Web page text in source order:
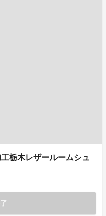
栃木レザールームシュ